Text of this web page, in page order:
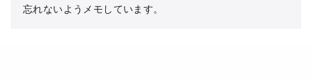
忘れないようメモしています。